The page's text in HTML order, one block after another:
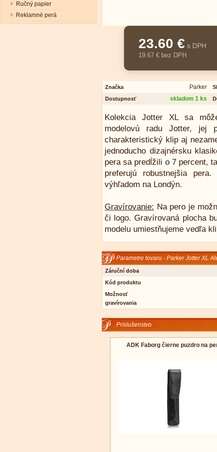
Ručný papier
Reklamné perá
23.60 € s DPH
19.67 € bez DPH
Značka Parker
Dostupnosť
skladom 1 ks
Kolekcia Jotter XL sa
modelovú radu Jotter, jej
charakteristický klip aj
jednoducho dizajnérsku
pera sa predĺžili o 7 percent,
preferujú robustnejšia
výhľadom na Londýn.
Gravírovanie: Na pero je
či logo. Gravírovaná plocha
modelu umiestňujeme vedľa
Parametre tovaru - Parker Jotter XL
Záruční doba
Kód produktu
Možnosť
gravírovania
Príslušenstvo
ADK Faborg čierne puzdro na